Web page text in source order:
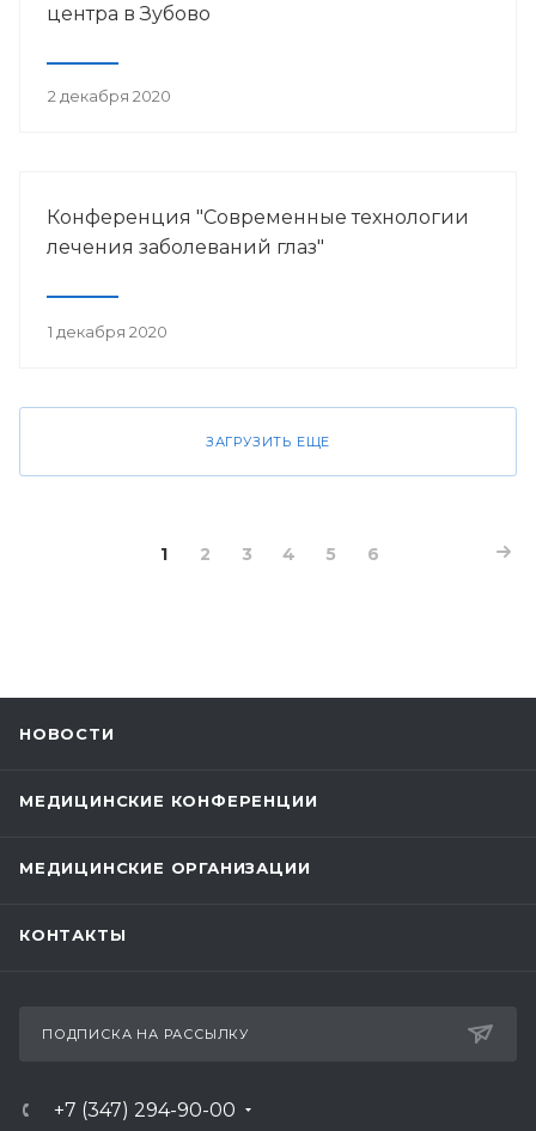
центра в Зубово
2 декабря 2020
Конференция "Современные технологии
лечения заболеваний глаз"
1 декабря 2020
ЗАГРУЗИТЬ ЕЩЕ
1 2 3 4 5 6
НОВОСТИ
МЕДИЦИНСКИЕ КОНФЕРЕНЦИИ
МЕДИЦИНСКИЕ ОРГАНИЗАЦИИ
КОНТАКТЫ
ПОДПИСКА НА РАССЫЛКУ
+7 (347) 294-90-00